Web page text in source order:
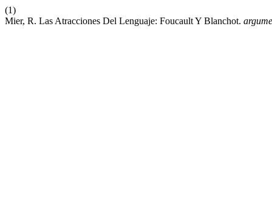
(1)
Mier, R. Las Atracciones Del Lenguaje: Foucault Y Blanchot.